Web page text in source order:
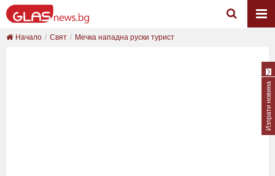
Начало Свят Мечка нападна руски турист
Изпрати новина